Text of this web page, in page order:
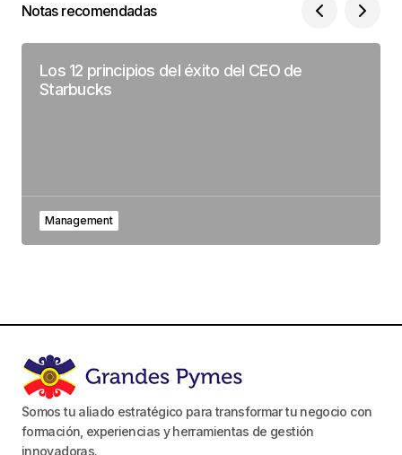
Notas recomendadas
Los 12 principios del éxito del CEO de
Starbucks
Management
Somos tu aliado estratégico para transformar tu negocio con
formación, experiencias y herramientas de gestión
innovadoras.